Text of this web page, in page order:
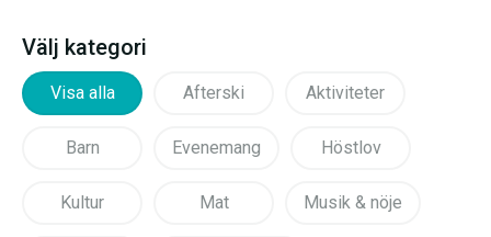
Välj kategori
Visa alla Afterski Aktiviteter
Barn Evenemang Höstlov
Kultur Mat Musik & nöje